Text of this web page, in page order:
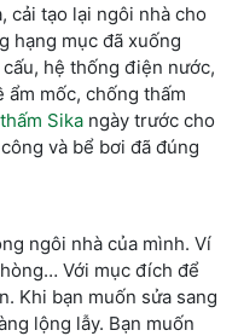
cải tạo lại ngôi nhà cho
hạng mục đã xuống
hệ thống điện nước,
ẩm mốc, chống thấm
Sika ngày trước cho
và bể bơi đã đúng
ngôi nhà của mình. Ví
Với mục đích để
Khi bạn muốn sửa sang
lộng lẫy. Bạn muốn